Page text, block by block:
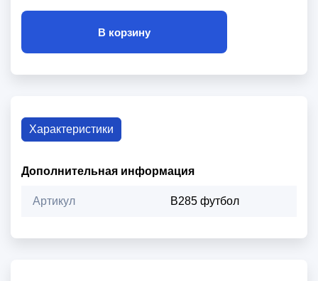
В корзину
Характеристики
Дополнительная информация
Артикул B285 футбол